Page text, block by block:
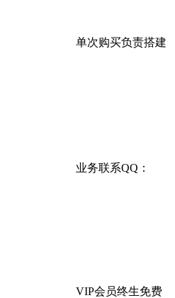
单次购买负责搭建
业务联系QQ：
VIP会员终生免费